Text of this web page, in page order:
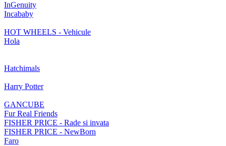
InGenuity
Incababy
HOT WHEELS - Vehicule
Hola
Hatchimals
Harry Potter
GANCUBE
Fur Real Friends
FISHER PRICE - Rade si invata
FISHER PRICE - NewBorn
Faro